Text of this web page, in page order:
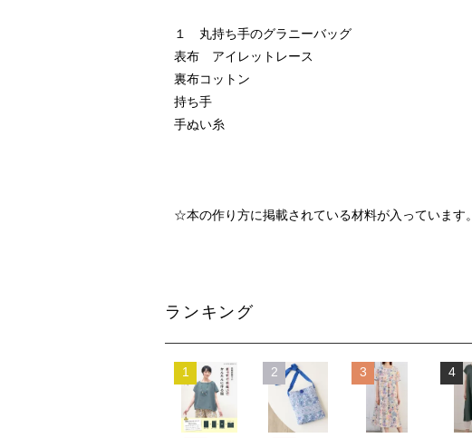
１ 丸持ち手のグラニーバッグ
表布 アイレットレース
裏布コットン
持ち手
手ぬい糸
☆本の作り方に掲載されている材料が入っています。
ランキング
1 2 3 4